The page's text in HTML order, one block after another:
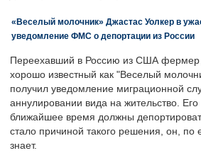
«Веселый молочник» Джастас Уолкер в
уведомление ФМС о депортации из России
Переехавший в Россию из США фермер
хорошо известный как "Веселый
получил уведомление миграционной
аннулировании вида на жительство.
ближайшее время должны
стало причиной такого решения, он, по
знает.